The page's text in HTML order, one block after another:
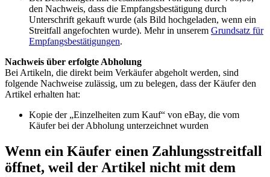
den Nachweis, dass die Empfangsbestätigung durch
Unterschrift gekauft wurde (als Bild hochgeladen, wenn ein
Streitfall angefochten wurde). Mehr in unserem Grundsatz für
Empfangsbestätigungen.
Nachweis über erfolgte Abholung
Bei Artikeln, die direkt beim Verkäufer abgeholt werden, sind
folgende Nachweise zulässig, um zu belegen, dass der Käufer den
Artikel erhalten hat:
Kopie der „Einzelheiten zum Kauf“ von eBay, die vom
Käufer bei der Abholung unterzeichnet wurden
Wenn ein Käufer einen Zahlungsstreitfall
öffnet, weil der Artikel nicht mit dem